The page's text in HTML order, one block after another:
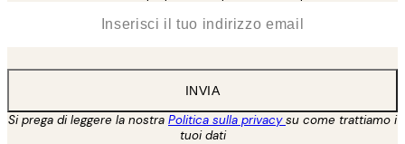
INVIA
Si prega di leggere la nostra Politica sulla privacysu come trattiamo i
tuoi dati